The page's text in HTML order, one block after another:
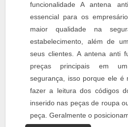
funcionalidade A antena
essencial para os
maior qualidade na
estabelecimento, além de
seus clientes. A antena anti
preças principais em
segurança, isso porque ele é
fazer a leitura dos códigos
inserido nas peças de roupa
peça. Geralmente o